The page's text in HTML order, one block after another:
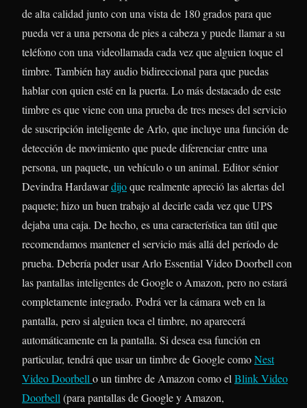
de alta calidad junto con una vista de 180 grados para que
pueda ver a una persona de pies a cabeza y puede llamar a su
teléfono con una videollamada cada vez que alguien toque el
timbre. También hay audio bidireccional para que puedas
hablar con quien esté en la puerta. Lo más destacado de este
timbre es que viene con una prueba de tres meses del servicio
de suscripción inteligente de Arlo, que incluye una función de
detección de movimiento que puede diferenciar entre una
persona, un paquete, un vehículo o un animal. Editor sénior
Devindra Hardawardijoque realmente apreció las alertas del
paquete; hizo un buen trabajo al decirle cada vez que UPS
dejaba una caja. De hecho, es una característica tan útil que
recomendamos mantener el servicio más allá del período de
prueba. Debería poder usar Arlo Essential Video Doorbell con
las pantallas inteligentes de Google o Amazon, pero no estará
completamente integrado. Podrá ver la cámara web en la
pantalla, pero si alguien toca el timbre, no aparecerá
automáticamente en la pantalla. Si desea esa función en
particular, tendrá que usar un timbre de Google comoNest
Video Doorbell o un timbre de Amazon como el Blink Video
Doorbell (para pantallas de Google y Amazon,